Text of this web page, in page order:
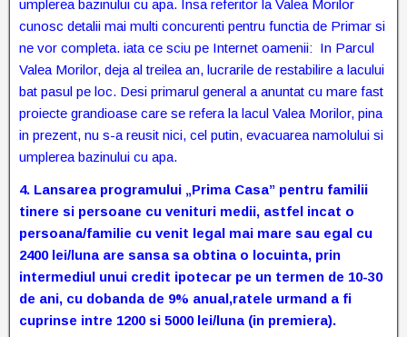
umplerea bazinului cu apa. Insa referitor la Valea Morilor
cunosc detalii mai multi concurenti pentru functia de Primar si
ne vor completa. iata ce sciu pe Internet oamenii: In Parcul
Valea Morilor, deja al treilea an, lucrarile de restabilire a lacului
bat pasul pe loc. Desi primarul general a anuntat cu mare fast
proiecte grandioase care se refera la lacul Valea Morilor, pina
in prezent, nu s-a reusit nici, cel putin, evacuarea namolului si
umplerea bazinului cu apa.
4. Lansarea programului „Prima Casa” pentru familii
tinere si persoane cu venituri medii, astfel incat o
persoana/familie cu venit legal mai mare sau egal cu
2400 lei/luna are sansa sa obtina o locuinta, prin
intermediul unui credit ipotecar pe un termen de 10-30
de ani, cu dobanda de 9% anual,ratele urmand a fi
cuprinse intre 1200 si 5000 lei/luna (in premiera).